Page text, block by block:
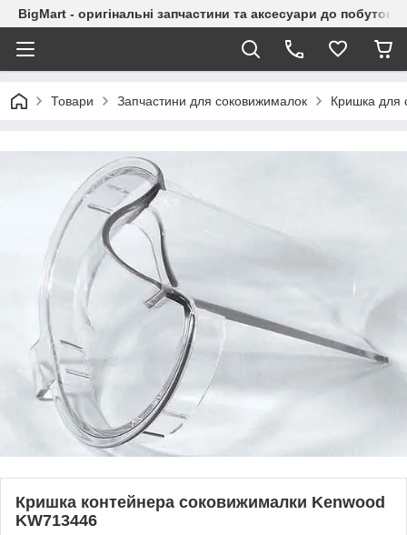
BigMart - оригінальні запчастини та аксесуари до побутової
Товари Запчастини для соковижималок Кришка для
Кришка контейнера соковижималки Kenwood
KW713446